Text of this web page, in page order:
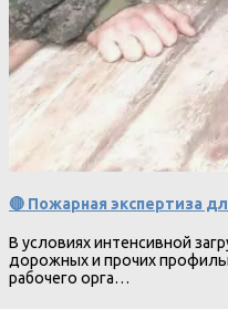
🔴 Пожарная экспертиза
В условиях интенсивной
дорожных и прочих
рабочего орга…